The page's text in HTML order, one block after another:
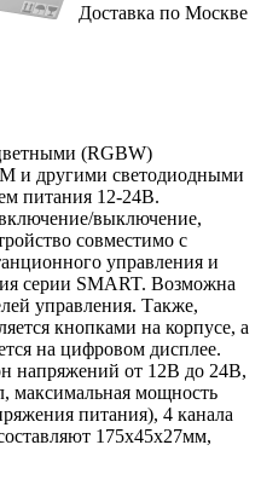
Доставка по Москве
(RGBW)
и другими светодиодными
питания 12-24В.
выключение,
совместимо с
управления и
серии SMART. Возможна
управления. Также,
кнопками на корпусе, а
на цифровом дисплее.
напряжений от 12В до 24В,
максимальная мощность
питания), 4 канала
175х45х27мм,